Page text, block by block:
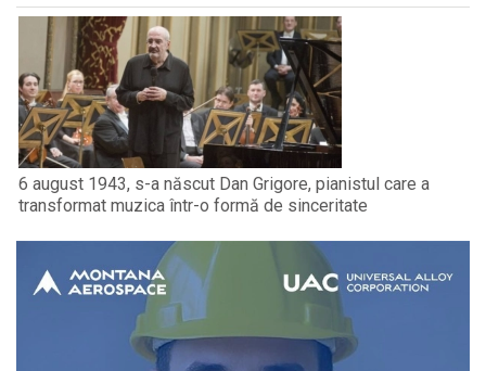
6 august 1943, s-a născut Dan Grigore, pianistul care a
transformat muzica într-o formă de sinceritate